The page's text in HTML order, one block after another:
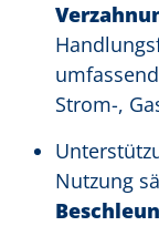
Strom-,
Nutzung